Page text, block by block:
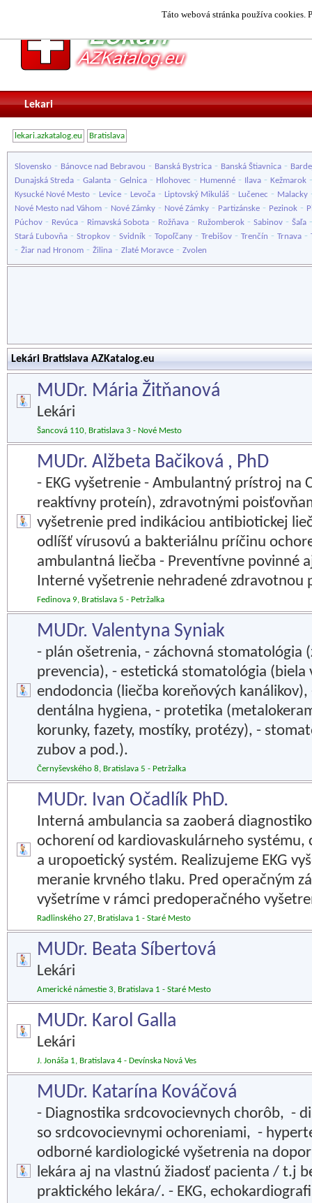
Táto webová stránka používa cookies.
Lekari
lekari.azkatalog.eu Bratislava
Slovensko - Bánovce nad Bebravou - Banská Bystrica - Banská Štiavnica -
Dunajská Streda - Galanta - Gelnica - Hlohovec - Humenné - Ilava - Kežmarok
Kysucké Nové Mesto - Levice - Levoča - Liptovský Mikuláš - Lučenec - Malacky
Nové Mesto nad Váhom - Nové Zámky - Nové Zámky - Partizánske - Pezinok -
Púchov - Revúca - Rimavská Sobota - Rožňava - Ružomberok - Sabinov - Šaľa
Stará Ľubovňa - Stropkov - Svidník - Topoľčany - Trebišov - Trenčín - Trnava -
- Žiar nad Hronom - Žilina - Zlaté Moravce - Zvolen
Lekári Bratislava AZKatalog.eu
MUDr. Mária Žitňanová
Lekári
Šancová 110, Bratislava 3 - Nové Mesto
MUDr. Alžbeta Bačiková , PhD
- EKG vyšetrenie - Ambulantný prístroj na
reaktívny proteín), zdravotnými
vyšetrenie pred indikáciou antibiotickej
odlíšť vírusovú a bakteriálnu príčinu
ambulantná liečba - Preventívne povinné
Interné vyšetrenie nehradené zdravotnou
Fedinova 9, Bratislava 5 - Petržalka
MUDr. Valentyna Syniak
- plán ošetrenia, - záchovná stomatológia
prevencia), - estetická stomatológia (biela
endodoncia (liečba koreňových
dentálna hygiena, - protetika
korunky, fazety, mostíky, protézy), -
zubov a pod.).
Černyševského 8, Bratislava 5 - Petržalka
MUDr. Ivan Očadlík PhD.
Interná ambulancia sa zaoberá
ochorení od kardiovaskulárneho systému,
a uropoetický systém. Realizujeme EKG
meranie krvného tlaku. Pred operačným
vyšetríme v rámci predoperačného
Radlinského 27, Bratislava 1 - Staré Mesto
MUDr. Beata Síbertová
Lekári
Americké námestie 3, Bratislava 1 - Staré Mesto
MUDr. Karol Galla
Lekári
J. Jonáša 1, Bratislava 4 - Devínska Nová Ves
MUDr. Katarína Kováčová
- Diagnostika srdcovocievnych chorôb, -
so srdcovocievnymi ochoreniami, -
odborné kardiologické vyšetrenia na
lekára aj na vlastnú žiadosť pacienta / t.j
praktického lekára/. - EKG,